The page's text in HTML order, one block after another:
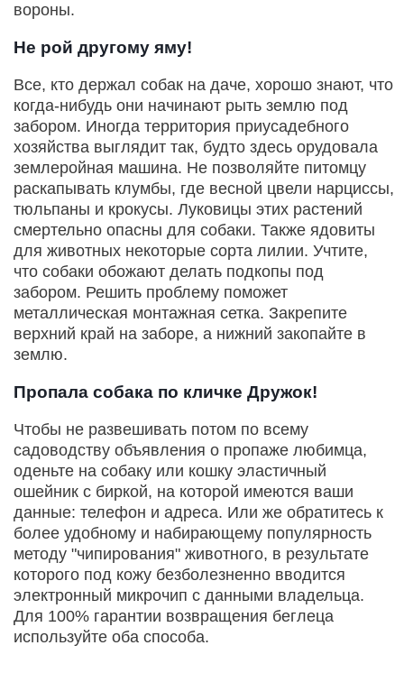
вороны.
Не рой другому яму!
Все, кто держал собак на даче, хорошо знают, что
когда-нибудь они начинают рыть землю под
забором. Иногда территория приусадебного
хозяйства выглядит так, будто здесь орудовала
землеройная машина. Не позволяйте питомцу
раскапывать клумбы, где весной цвели нарциссы,
тюльпаны и крокусы. Луковицы этих растений
смертельно опасны для собаки. Также ядовиты
для животных некоторые сорта лилии. Учтите,
что собаки обожают делать подкопы под
забором. Решить проблему поможет
металлическая монтажная сетка. Закрепите
верхний край на заборе, а нижний закопайте в
землю.
Пропала собака по кличке Дружок!
Чтобы не развешивать потом по всему
садоводству объявления о пропаже любимца,
оденьте на собаку или кошку эластичный
ошейник с биркой, на которой имеются ваши
данные: телефон и адреса. Или же обратитесь к
более удобному и набирающему популярность
методу "чипирования" животного, в результате
которого под кожу безболезненно вводится
электронный микрочип с данными владельца.
Для 100% гарантии возвращения беглеца
используйте оба способа.